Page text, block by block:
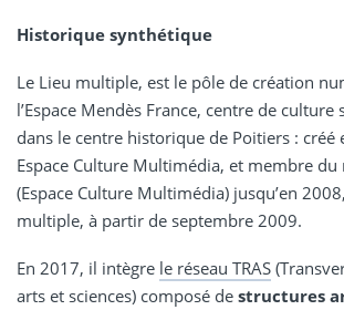
Historique synthétique
Le Lieu multiple, est le pôle de création
l’Espace Mendès France, centre de
dans le centre historique de Poitiers : créé
Espace Culture Multimédia, et membre du
(Espace Culture Multimédia) jusqu’en
multiple, à partir de septembre 2009.
En 2017, il intègre le réseau TRAS
arts et sciences) composé de structures